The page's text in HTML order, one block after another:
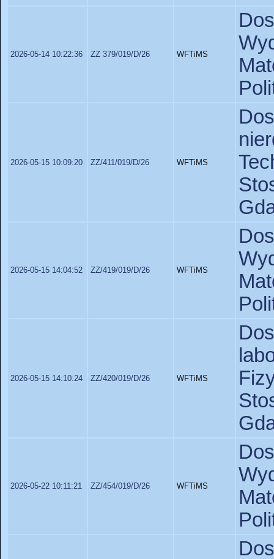
2026-05-14 10:22:36 ZZ 379/019/D/26 WFTiMS
2026-05-15 10:09:20 ZZ/411/019/D/26 WFTiMS
2026-05-15 14:04:52 ZZ/419/019/D/26 WFTiMS
2026-05-15 14:10:24 ZZ/420/019/D/26 WFTiMS
2026-05-22 10:11:21 ZZ/454/019/D/26 WFTiMS